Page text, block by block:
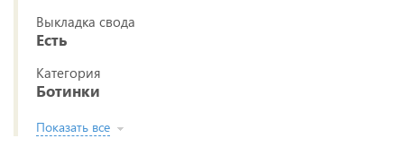
Выкладка свода
Есть
Категория
Ботинки
Показать все